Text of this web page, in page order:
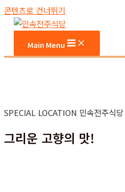
콘텐츠로 건너뛰기
Main Menu
SPECIAL LOCATION 민속전주식당
그리운 고향의 맛!